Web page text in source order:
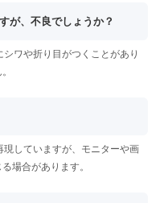
が、不良でしょうか？
ワや折り目がつくことがあり
していますが、モニターや画
場合があります。